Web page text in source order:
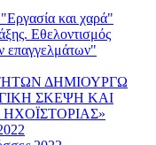
και χαρά"
Εθελοντισμός
επαγγελμάτων"
ΔΗΜΙΟΥΡΓΩ
ΣΚΕΨΗ ΚΑΙ